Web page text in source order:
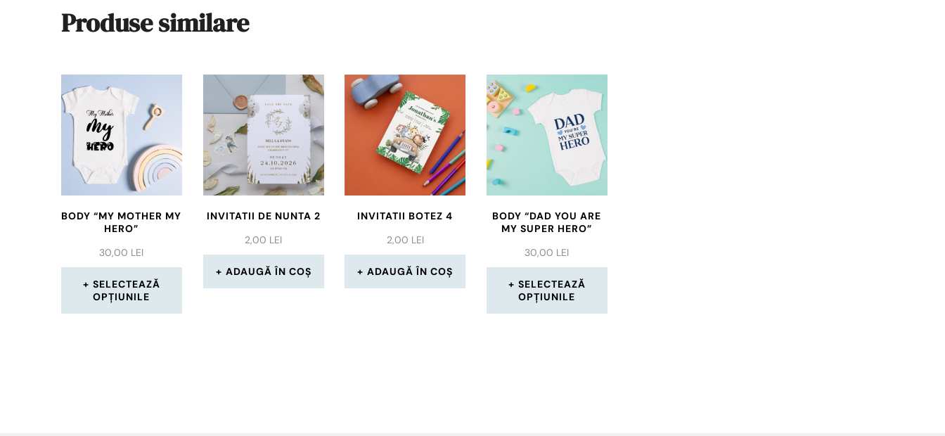
Produse similare
BODY “MY MOTHER MY
HERO”
30,00 LEI
SELECTEAZĂ
OPȚIUNILE
INVITATII DE NUNTA 2
2,00 LEI
ADAUGĂ ÎN COȘ
INVITATII BOTEZ 4
2,00 LEI
ADAUGĂ ÎN COȘ
BODY “DAD YOU ARE
MY SUPER HERO”
30,00 LEI
SELECTEAZĂ
OPȚIUNILE